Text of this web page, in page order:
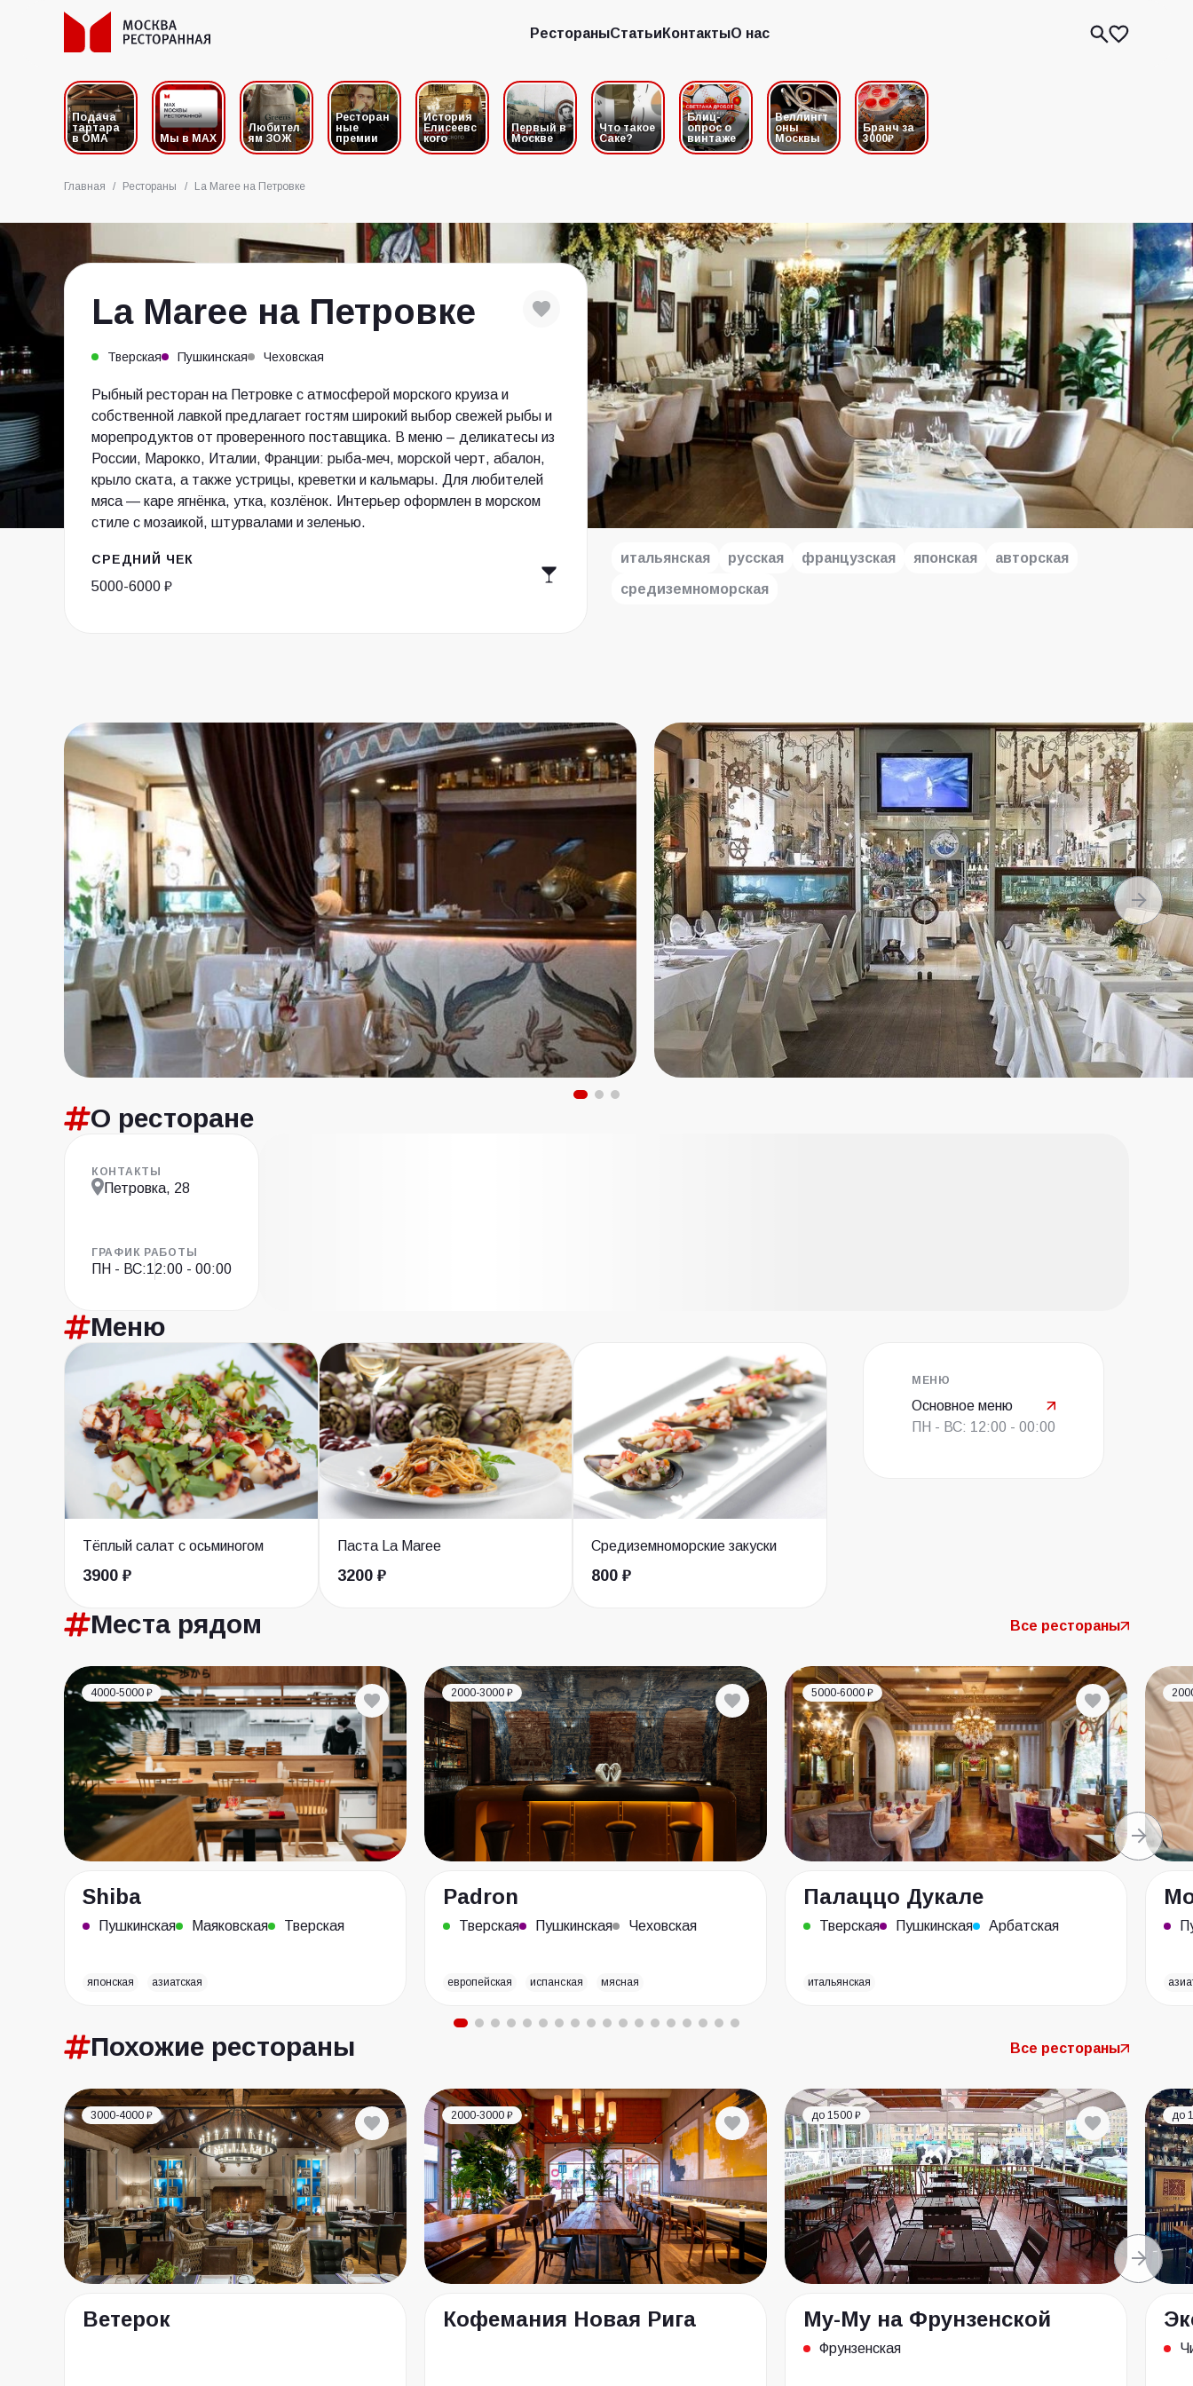
РестораныСтатьи КонтактыО нас
РестораныСтатьиКонтактыО нас
Подача
тартара
в ОМА
Мы в MAX
Любител
ям ЗОЖ
Ресторан
ные
премии
История
Елисеевс
кого
Первый в
Москве
Что такое
Саке?
Блиц-
опрос о
винтаже
Веллингт
оны
Москвы
Бранч за
3000₽
Главная / Рестораны / La Maree на Петровке
La Maree на Петровке
Тверская Пушкинская Чеховская
Рыбный ресторан на Петровке с атмосферой морского круиза и
собственной лавкой предлагает гостям широкий выбор свежей рыбы и
морепродуктов от проверенного поставщика. В меню – деликатесы из
России, Марокко, Италии, Франции: рыба-меч, морской черт, абалон,
крыло ската, а также устрицы, креветки и кальмары. Для любителей
мяса — каре ягнёнка, утка, козлёнок. Интерьер оформлен в морском
стиле с мозаикой, штурвалами и зеленью.
СРЕДНИЙ ЧЕК
5000-6000 ₽
итальянская русская французская японская авторская
средиземноморская
О ресторане
КОНТАКТЫ
Петровка, 28
ГРАФИК РАБОТЫ
ПН - ВС:12:00 - 00:00
Меню
Тёплый салат с осьминогом
3900 ₽
Паста La Maree
3200 ₽
Средиземноморские закуски
800 ₽
МЕНЮ
Основное меню
ПН - ВС: 12:00 - 00:00
Места рядом Все рестораны
4000-5000 ₽
Shiba
Пушкинская Маяковская Тверская
японская азиатская
2000-3000 ₽
Padron
Тверская Пушкинская Чеховская
европейская испанская мясная
5000-6000 ₽
Палаццо Дукале
Тверская Пушкинская Арбатская
итальянская
Похожие рестораны Все рестораны
3000-4000 ₽
Ветерок
2000-3000 ₽
Кофемания Новая Рига
до 1500 ₽
Му-Му на Фрунзенской
Фрунзенская
до